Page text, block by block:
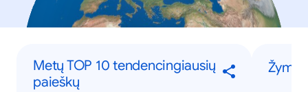
Metų TOP 10 tendencingiausių
paieškų